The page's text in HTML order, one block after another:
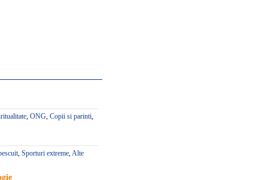
, ONG, Copii si parinti,
, Sporturi extreme,Alte